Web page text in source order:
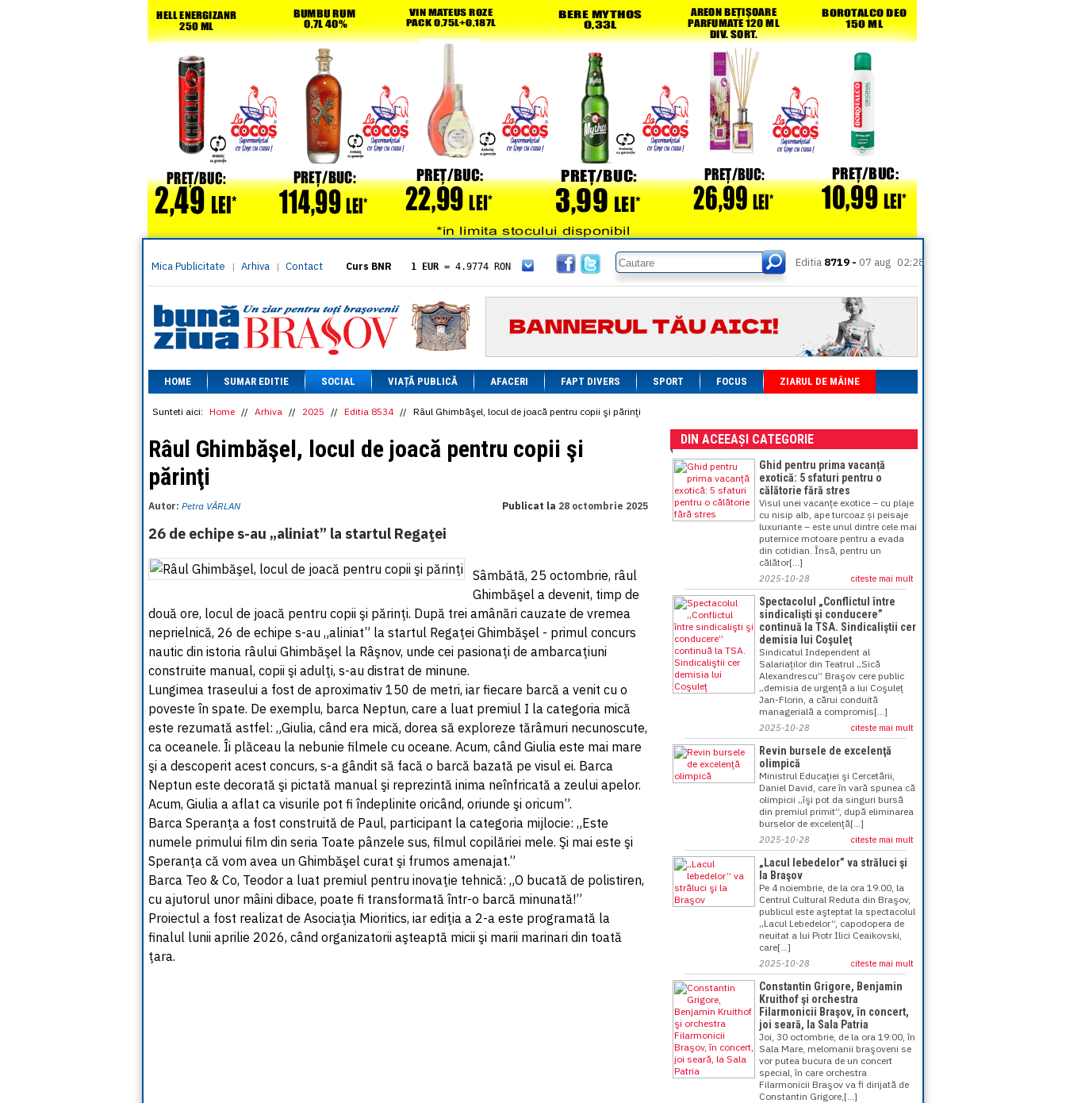
Mica Publicitate | Arhiva | Contact Curs BNR 1 EUR = 4.9774 RON
= 5.8304 RON
1 XAU= 464.4611 RON
1 AED= 1.1933 RON
1 AUD= 2.7957 RON
1 BGN= 2.5449 RON
1 CAD= 3.1559 RON
1 CHF= 5.2813 RON
1 CNY= 0.6015 RON
1 DKK= 0.6668 RON
1 EGP
= 0.0860 RON
= 0.3047 RON
1 MXN= 0.2227 RON
1 NZD= 2.6097 RON
1 PLN= 1.1646 RON
= 0.0425 RON
1 RUB= 0.0530 RON
1 SEK
1 TRY= 0.1141 RON
1 UAH= 0.1048 RON
1 XDR= 5.9383 RON
Editia 8719 - 07 aug 02:28
HOME SUMAR EDITIE SOCIAL VIAȚĂ PUBLICĂ AFACERI FAPT DIVERS SPORT FOCUS ZIARUL DE MÂINE
Sunteti aici: Home // Arhiva // 2025 // Editia 8534 // Râul Ghimbăşel, locul de joacă pentru copii şi părinţi
Râul Ghimbăşel, locul de joacă pentru copii şi
părinţi
Autor: Petra VÂRLAN Publicat la 28 octombrie 2025
26 de echipe s-au „aliniat” la startul Regaţei
Sâmbătă, 25 octombrie, râul
Ghimbăşel a devenit, timp de
două ore, locul de joacă pentru copii şi părinţi. După trei amânări cauzate de vremea
neprielnică, 26 de echipe s-au „aliniat” la startul Regaţei Ghimbăşel - primul concurs
nautic din istoria râului Ghimbăşel la Râşnov, unde cei pasionaţi de ambarcaţiuni
construite manual, copii şi adulţi, s-au distrat de minune.
Lungimea traseului a fost de aproximativ 150 de metri, iar fiecare barcă a venit cu o
poveste în spate. De exemplu, barca Neptun, care a luat premiul I la categoria mică
este rezumată astfel: „Giulia, când era mică, dorea să exploreze tărâmuri necunoscute,
ca oceanele. Îi plăceau la nebunie filmele cu oceane. Acum, când Giulia este mai mare
şi a descoperit acest concurs, s-a gândit să facă o barcă bazată pe visul ei. Barca
Neptun este decorată şi pictată manual şi reprezintă inima neînfricată a zeului apelor.
Acum, Giulia a aflat ca visurile pot fi îndeplinite oricând, oriunde şi oricum”.
Barca Speranţa a fost construită de Paul, participant la categoria mijlocie: „Este
numele primului film din seria Toate pânzele sus, filmul copilăriei mele. Şi mai este şi
Speranţa că vom avea un Ghimbăşel curat şi frumos amenajat.”
Barca Teo & Co, Teodor a luat premiul pentru inovaţie tehnică: „O bucată de polistiren,
cu ajutorul unor mâini dibace, poate fi transformată într-o barcă minunată!”
Proiectul a fost realizat de Asociaţia Mioritics, iar ediţia a 2-a este programată la
finalul lunii aprilie 2026, când organizatorii aşteaptă micii şi marii marinari din toată
ţara.
DIN ACEEAȘI CATEGORIE
Ghid pentru prima vacanță
exotică: 5 sfaturi pentru o
călătorie fără stres
Visul unei vacanțe exotice – cu plaje
cu nisip alb, ape turcoaz și peisaje
luxuriante – este unul dintre cele mai
puternice motoare pentru a evada
din cotidian. Însă, pentru un
călător[...]
2025-10-28 citeste mai mult
Spectacolul „Conflictul între
sindicalişti şi conducere”
continuă la TSA. Sindicaliştii cer
demisia lui Coşuleţ
Sindicatul Independent al
Salariaţilor din Teatrul „Sică
Alexandrescu” Braşov cere public
„demisia de urgenţă a lui Coşuleţ
Jan-Florin, a cărui conduită
managerială a compromis[...]
2025-10-28 citeste mai mult
Revin bursele de excelenţă
olimpică
Ministrul Educaţiei şi Cercetării,
Daniel David, care în vară spunea că
olimpicii „îşi pot da singuri bursă
din premiul primit”, după eliminarea
burselor de excelenţă[...]
2025-10-28 citeste mai mult
„Lacul lebedelor” va străluci şi
la Braşov
Pe 4 noiembrie, de la ora 19.00, la
Centrul Cultural Reduta din Braşov,
publicul este aşteptat la spectacolul
„Lacul Lebedelor“, capodopera de
neuitat a lui Piotr Ilici Ceaikovski,
care[...]
2025-10-28 citeste mai mult
Constantin Grigore, Benjamin
Kruithof şi orchestra
Filarmonicii Braşov, în concert,
joi seară, la Sala Patria
Joi, 30 octombrie, de la ora 19:00, în
Sala Mare, melomanii braşoveni se
vor putea bucura de un concert
special, în care orchestra
Filarmonicii Braşov va fi dirijată de
Constantin Grigore,[...]